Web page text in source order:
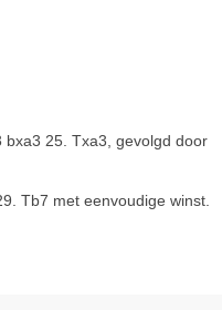
25. Txa3, gevolgd door
Tb7 met eenvoudige winst.